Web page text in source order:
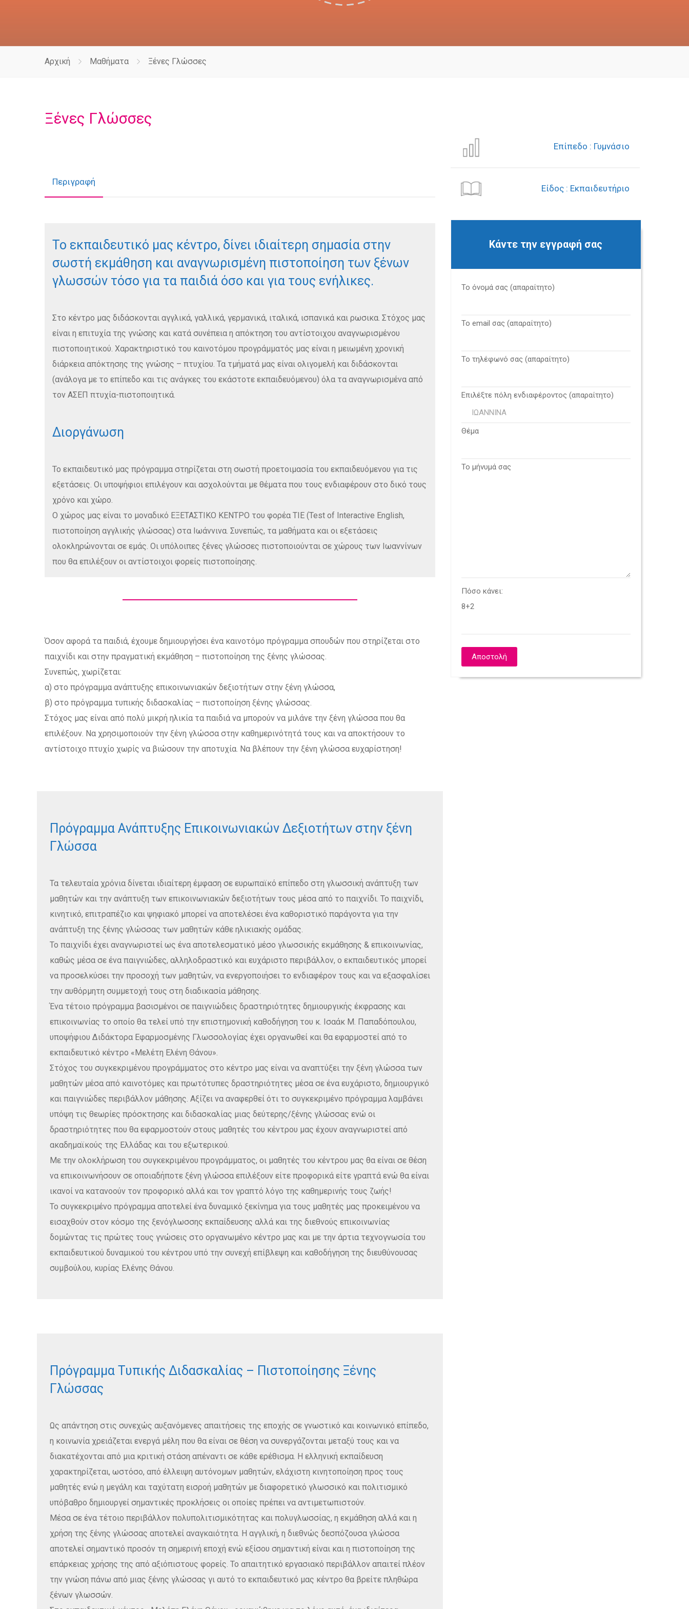
Αρχική Μαθήματα Ξένες Γλώσσες
Ξένες Γλώσσες
Περιγραφή
Το εκπαιδευτικό μας κέντρο, δίνει ιδιαίτερη σημασία στην
σωστή εκμάθηση και αναγνωρισμένη πιστοποίηση των ξένων
γλωσσών τόσο για τα παιδιά όσο και για τους ενήλικες.
Στο κέντρο μας διδάσκονται αγγλικά, γαλλικά, γερμανικά, ιταλικά, ισπανικά και ρωσικα. Στόχος μας
είναι η επιτυχία της γνώσης και κατά συνέπεια η απόκτηση του αντίστοιχου αναγνωρισμένου
πιστοποιητικού. Χαρακτηριστικό του καινοτόμου προγράμματός μας είναι η μειωμένη χρονική
διάρκεια απόκτησης της γνώσης – πτυχίου. Τα τμήματά μας είναι ολιγομελή και διδάσκονται
(ανάλογα με το επίπεδο και τις ανάγκες του εκάστοτε εκπαιδευόμενου) όλα τα αναγνωρισμένα από
τον ΑΣΕΠ πτυχία-πιστοποιητικά.
Διοργάνωση
Το εκπαιδευτικό μας πρόγραμμα στηρίζεται στη σωστή προετοιμασία του εκπαιδευόμενου για τις
εξετάσεις. Οι υποψήφιοι επιλέγουν και ασχολούνται με θέματα που τους ενδιαφέρουν στο δικό τους
χρόνο και χώρο.
Ο χώρος μας είναι το μοναδικό ΕΞΕΤΑΣΤΙΚΟ ΚΕΝΤΡΟ του φορέα TIE (Test of Interactive English,
πιστοποίηση αγγλικής γλώσσας) στα Ιωάννινα. Συνεπώς, τα μαθήματα και οι εξετάσεις
ολοκληρώνονται σε εμάς. Οι υπόλοιπες ξένες γλώσσες πιστοποιούνται σε χώρους των Ιωαννίνων
που θα επιλέξουν οι αντίστοιχοι φορείς πιστοποίησης.
Όσον αφορά τα παιδιά, έχουμε δημιουργήσει ένα καινοτόμο πρόγραμμα σπουδών που στηρίζεται στο
παιχνίδι και στην πραγματική εκμάθηση – πιστοποίηση της ξένης γλώσσας.
Συνεπώς, χωρίζεται:
α) στο πρόγραμμα ανάπτυξης επικοινωνιακών δεξιοτήτων στην ξένη γλώσσα,
β) στο πρόγραμμα τυπικής διδασκαλίας – πιστοποίηση ξένης γλώσσας.
Στόχος μας είναι από πολύ μικρή ηλικία τα παιδιά να μπορούν να μιλάνε την ξένη γλώσσα που θα
επιλέξουν. Να χρησιμοποιούν την ξένη γλώσσα στην καθημερινότητά τους και να αποκτήσουν το
αντίστοιχο πτυχίο χωρίς να βιώσουν την αποτυχία. Να βλέπουν την ξένη γλώσσα ευχαρίστηση!
Πρόγραμμα Ανάπτυξης Επικοινωνιακών Δεξιοτήτων στην ξένη
Γλώσσα
Τα τελευταία χρόνια δίνεται ιδιαίτερη έμφαση σε ευρωπαϊκό επίπεδο στη γλωσσική ανάπτυξη των
μαθητών και την ανάπτυξη των επικοινωνιακών δεξιοτήτων τους μέσα από το παιχνίδι. Το παιχνίδι,
κινητικό, επιτραπέζιο και ψηφιακό μπορεί να αποτελέσει ένα καθοριστικό παράγοντα για την
ανάπτυξη της ξένης γλώσσας των μαθητών κάθε ηλικιακής ομάδας.
Το παιχνίδι έχει αναγνωριστεί ως ένα αποτελεσματικό μέσο γλωσσικής εκμάθησης & επικοινωνίας,
καθώς μέσα σε ένα παιγνιώδες, αλληλοδραστικό και ευχάριστο περιβάλλον, ο εκπαιδευτικός μπορεί
να προσελκύσει την προσοχή των μαθητών, να ενεργοποιήσει το ενδιαφέρον τους και να εξασφαλίσει
την αυθόρμητη συμμετοχή τους στη διαδικασία μάθησης.
Ένα τέτοιο πρόγραμμα βασισμένοι σε παιγνιώδεις δραστηριότητες δημιουργικής έκφρασης και
επικοινωνίας το οποίο θα τελεί υπό την επιστημονική καθοδήγηση του κ. Ισαάκ Μ. Παπαδόπουλου,
υποψήφιου Διδάκτορα Εφαρμοσμένης Γλωσσολογίας έχει οργανωθεί και θα εφαρμοστεί από το
εκπαιδευτικό κέντρο «Μελέτη Ελένη Θάνου».
Στόχος του συγκεκριμένου προγράμματος στο κέντρο μας είναι να αναπτύξει την ξένη γλώσσα των
μαθητών μέσα από καινοτόμες και πρωτότυπες δραστηριότητες μέσα σε ένα ευχάριστο, δημιουργικό
και παιγνιώδες περιβάλλον μάθησης. Αξίζει να αναφερθεί ότι το συγκεκριμένο πρόγραμμα λαμβάνει
υπόψη τις θεωρίες πρόσκτησης και διδασκαλίας μιας δεύτερης/ξένης γλώσσας ενώ οι
δραστηριότητες που θα εφαρμοστούν στους μαθητές του κέντρου μας έχουν αναγνωριστεί από
ακαδημαϊκούς της Ελλάδας και του εξωτερικού.
Με την ολοκλήρωση του συγκεκριμένου προγράμματος, οι μαθητές του κέντρου μας θα είναι σε θέση
να επικοινωνήσουν σε οποιαδήποτε ξένη γλώσσα επιλέξουν είτε προφορικά είτε γραπτά ενώ θα είναι
ικανοί να κατανοούν τον προφορικό αλλά και τον γραπτό λόγο της καθημερινής τους ζωής!
Το συγκεκριμένο πρόγραμμα αποτελεί ένα δυναμικό ξεκίνημα για τους μαθητές μας προκειμένου να
εισαχθούν στον κόσμο της ξενόγλωσσης εκπαίδευσης αλλά και της διεθνούς επικοινωνίας
δομώντας τις πρώτες τους γνώσεις στο οργανωμένο κέντρο μας και με την άρτια τεχνογνωσία του
εκπαιδευτικού δυναμικού του κέντρου υπό την συνεχή επίβλεψη και καθοδήγηση της διευθύνουσας
συμβούλου, κυρίας Ελένης Θάνου.
Πρόγραμμα Τυπικής Διδασκαλίας – Πιστοποίησης Ξένης
Γλώσσας
Ως απάντηση στις συνεχώς αυξανόμενες απαιτήσεις της εποχής σε γνωστικό και κοινωνικό επίπεδο,
η κοινωνία χρειάζεται ενεργά μέλη που θα είναι σε θέση να συνεργάζονται μεταξύ τους και να
διακατέχονται από μια κριτική στάση απέναντι σε κάθε ερέθισμα. Η ελληνική εκπαίδευση
χαρακτηρίζεται, ωστόσο, από έλλειψη αυτόνομων μαθητών, ελάχιστη κινητοποίηση προς τους
μαθητές ενώ η μεγάλη και ταχύτατη εισροή μαθητών με διαφορετικό γλωσσικό και πολιτισμικό
υπόβαθρο δημιουργεί σημαντικές προκλήσεις οι οποίες πρέπει να αντιμετωπιστούν.
Μέσα σε ένα τέτοιο περιβάλλον πολυπολιτισμικότητας και πολυγλωσσίας, η εκμάθηση αλλά και η
χρήση της ξένης γλώσσας αποτελεί αναγκαιότητα. Η αγγλική, η διεθνώς δεσπόζουσα γλώσσα
αποτελεί σημαντικό προσόν τη σημερινή εποχή ενώ εξίσου σημαντική είναι και η πιστοποίηση της
επάρκειας χρήσης της από αξιόπιστους φορείς. Το απαιτητικό εργασιακό περιβάλλον απαιτεί πλέον
την γνώση πάνω από μιας ξένης γλώσσας γι αυτό το εκπαιδευτικό μας κέντρο θα βρείτε πληθώρα
ξένων γλωσσών.
Επίπεδο : Γυμνάσιο
Είδος : Εκπαιδευτήριο
Κάντε την εγγραφή σας
Το όνομά σας (απαραίτητο)
Το email σας (απαραίτητο)
Το τηλέφωνό σας (απαραίτητο)
Επιλέξτε πόλη ενδιαφέροντος (απαραίτητο)
Θέμα
Το μήνυμά σας
Πόσο κάνει:
8+2